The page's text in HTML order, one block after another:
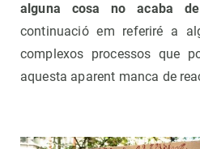
alguna cosa no acaba
continuació em referiré a
complexos processos que
aquesta aparent manca de